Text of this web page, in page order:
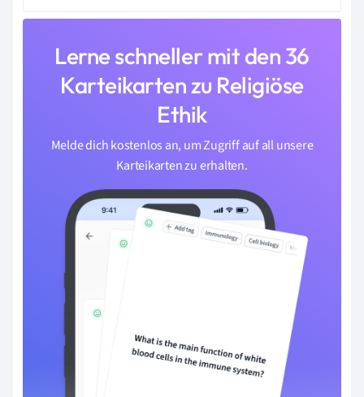
Lerne schneller mit den 36
Karteikarten zu Religiöse
Ethik
Melde dich kostenlos an, um Zugriff auf all unsere
Karteikarten zu erhalten.